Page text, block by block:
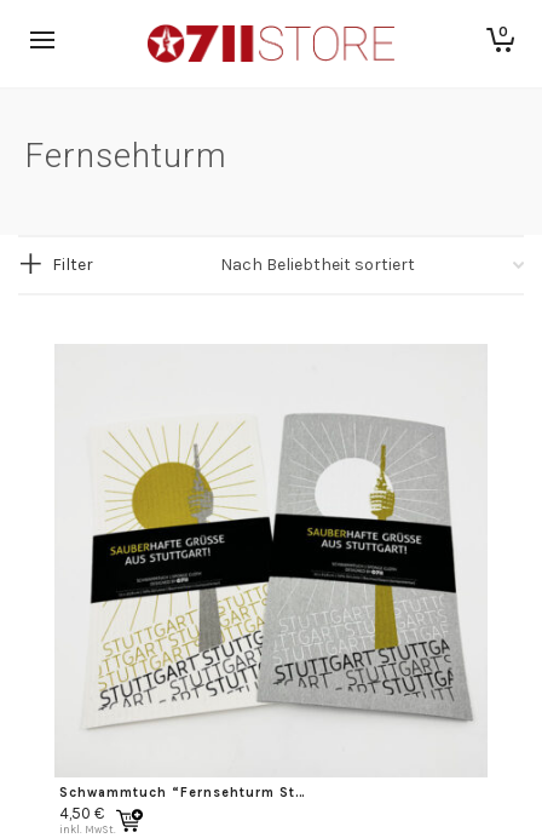
0
Fernsehturm
Filter
Schwammtuch “Fernsehturm Stuttgart”
4,50 €
inkl. MwSt.